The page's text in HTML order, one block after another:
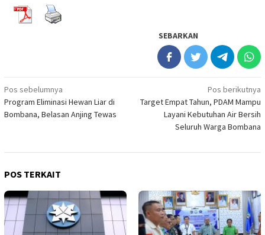
SEBARKAN
Navigasi
pos
Pos sebelumnya
Program Eliminasi Hewan Liar di
Bombana, Belasan Anjing Tewas
Pos berikutnya
Target Empat Tahun, PDAM Mampu
Layani Kebutuhan Air Bersih
Seluruh Warga Bombana
POS TERKAIT